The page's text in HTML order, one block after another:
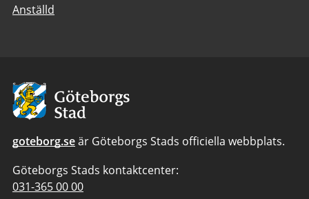
Anställd
Avsändare:
Göteborgs
Stad
goteborg.seär Göteborgs Stads officiella webbplats.
Göteborgs Stads kontaktcenter:
Telefonnummer
031-365 00 00